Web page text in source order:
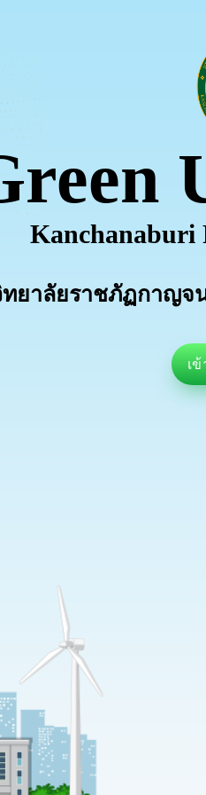
Kanchanaburi
ยาลัยราชภัฏกาญจ
เ